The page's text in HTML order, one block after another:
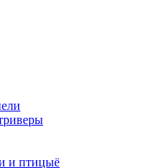
и птицыё